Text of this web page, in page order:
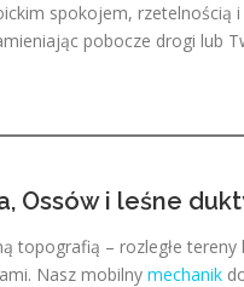
spokojem, rzetelnością
pobocze drogi lub
Ossów i leśne
topografią – rozległe
Nasz mobilny mechanik